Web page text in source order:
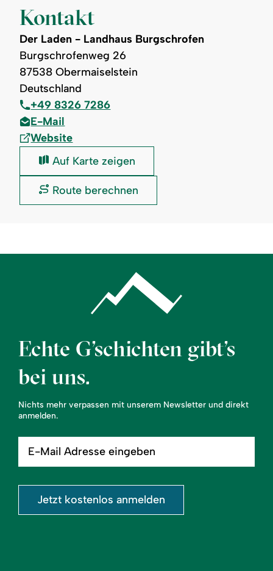
Kontakt
Der Laden - Landhaus Burgschrofen
Burgschrofenweg 26
87538 Obermaiselstein
Deutschland
+49 8326 7286
E-Mail
Website
Der
Landhaus
Burgschrofen:
Auf Karte zeigen
Der
Route berechnen
Echte G’schichten gibt’s
bei uns.
Nichts mehr verpassen mit unserem Newsletter und direkt
anmelden.
Mail
eingeben
Jetzt kostenlos anmelden